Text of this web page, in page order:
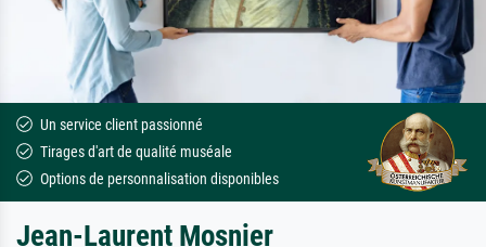
Un service client passionné
Tirages d'art de qualité muséale
Options de personnalisation disponibles
Jean-Laurent Mosnier